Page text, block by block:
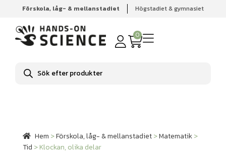
Förskola, låg- & mellanstadiet Högstadiet & gymnasiet
0
Produktsökning
Hem Förskola, låg- & mellanstadiet Matematik
Tid
Klockan, olika delar
Hem >Förskola, låg- & mellanstadiet>Matematik>
Tid >Klockan, olika delar